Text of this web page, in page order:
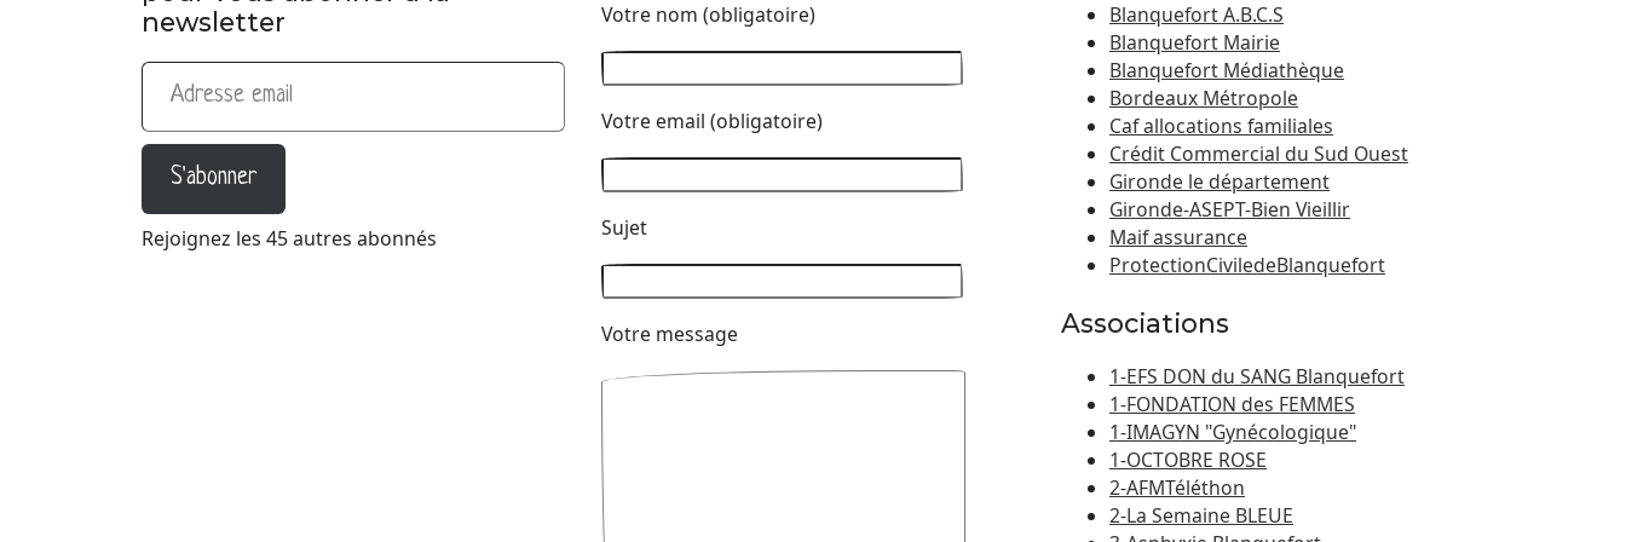
newsletter
Adresse email
S'abonner
Rejoignez les 45 autres abonnés
Votre nom (obligatoire)
Votre email (obligatoire)
Sujet
Votre message
Blanquefort A.B.C.S
Blanquefort Mairie
Blanquefort Médiathèque
Bordeaux Métropole
Caf allocations familiales
Crédit Commercial du Sud Ouest
Gironde le département
Gironde-ASEPT-Bien Vieillir
Maif assurance
ProtectionCiviledeBlanquefort
Associations
1-EFS DON du SANG Blanquefort
1-FONDATION des FEMMES
1-IMAGYN "Gynécologique"
1-OCTOBRE ROSE
2-AFMTéléthon
2-La Semaine BLEUE